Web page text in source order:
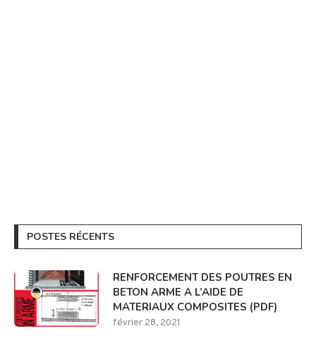
POSTES RÉCENTS
RENFORCEMENT DES POUTRES EN
BETON ARME A L’AIDE DE
MATERIAUX COMPOSITES (PDF)
février 28, 2021